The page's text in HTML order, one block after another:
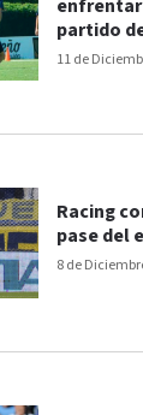
11 de
enfrentar
partido
8 de
Racing
pase del